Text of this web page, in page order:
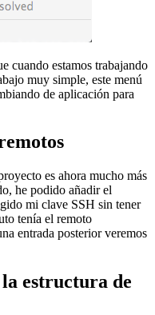
cuando estamos trabajando
muy simple, este menú
de aplicación para
es ahora mucho más
he podido añadir el
mi clave SSH sin tener
tenía el remoto
entrada posterior veremos
estructura de